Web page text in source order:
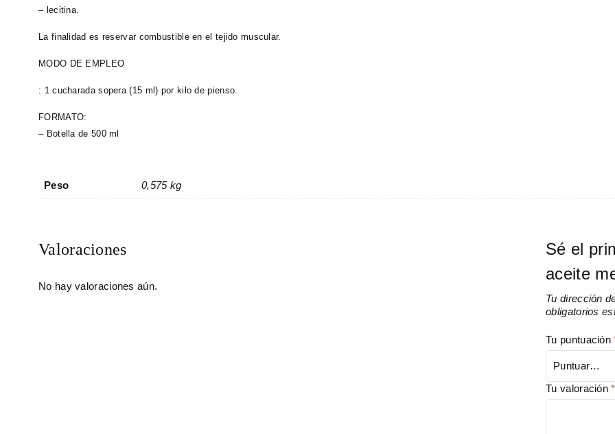
– lecitina.
La finalidad es reservar combustible en el tejido muscular.
MODO DE EMPLEO
: 1 cucharada sopera (15 ml) por kilo de pienso.
FORMATO:
– Botella de 500 ml
Peso 0,575 kg
Valoraciones
No hay valoraciones aún.
Sé el
aceite
Tu dirección
obligatorios
Tu puntuación
Tu valoración*